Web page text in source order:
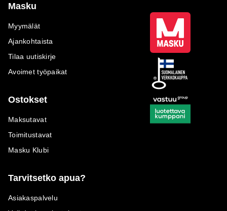
Masku
Myymälät
Ajankohtaista
Tilaa uutiskirje
Avoimet työpaikat
Ostokset
Maksutavat
Toimitustavat
Masku Klubi
Tarvitsetko apua?
Asiakaspalvelu